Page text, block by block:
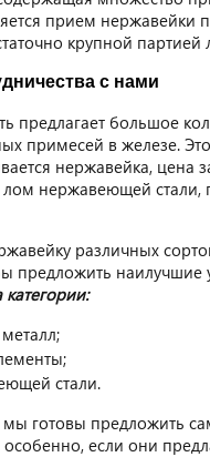
прием
крупной партией
с нами
большое
примесей в железе.
нержавейка, цена
нержавеющей стали,
различных
предложить наилучшие
стали.
готовы предложить
особенно, если они